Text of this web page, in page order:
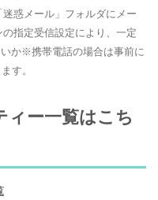
惑メール」フォルダにメー
指定受信設定により、一定
か※携帯電話の場合は事前に
す。
ィー一覧はこち